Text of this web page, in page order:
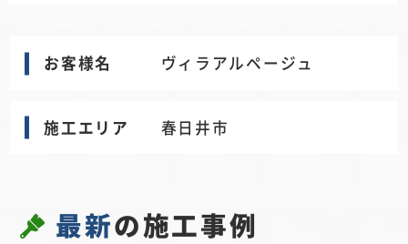
お客様名 ヴィラアルページュ
施工エリア 春日井市
最新の施工事例